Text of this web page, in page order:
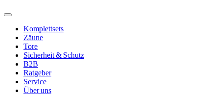
Komplettsets
Zäune
Tore
Sicherheit & Schutz
B2B
Ratgeber
Service
Über uns